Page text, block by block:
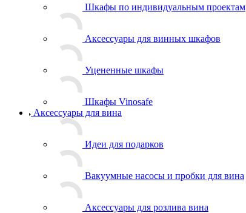
Шкафы по индивидуальным проектам
Аксессуары для винных шкафов
Уцененные шкафы
Шкафы Vinosafe
Аксессуары для вина
Идеи для подарков
Вакуумные насосы и пробки для вина
Аксессуары для розлива вина